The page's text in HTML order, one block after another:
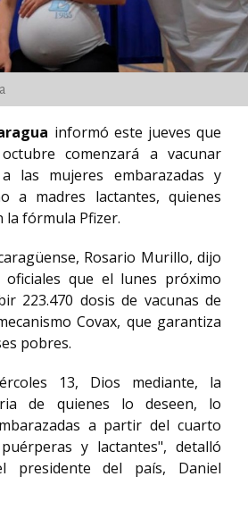
informó este jueves que
comenzará a vacunar
las mujeres embarazadas y
a madres lactantes, quienes
la fórmula Pfizer.
Rosario Murillo, dijo
que el lunes próximo
223.470 dosis de vacunas de
Covax, que garantiza
pobres.
13, Dios mediante, la
de quienes lo deseen, lo
a partir del cuarto
y lactantes", detalló
presidente del país, Daniel